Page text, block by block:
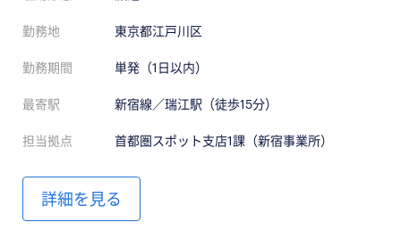
勤務地 東京都江戸川区
勤務期間 単発（1日以内）
最寄駅 新宿線／瑞江駅（徒歩15分）
担当拠点 首都圏スポット支店1課（新宿事業所）
詳細を見る